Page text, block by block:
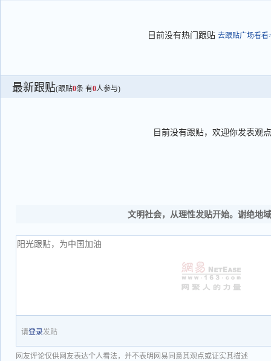
目前没有热门跟贴 去跟贴广场看看
最新跟贴(跟贴0条 有0人参与)
目前没有跟贴，欢迎你发表观点
文明社会，从理性发贴开始。谢绝地
请登录发贴
网友评论仅供网友表达个人看法，并不表明网易同意其观点或证实其描述